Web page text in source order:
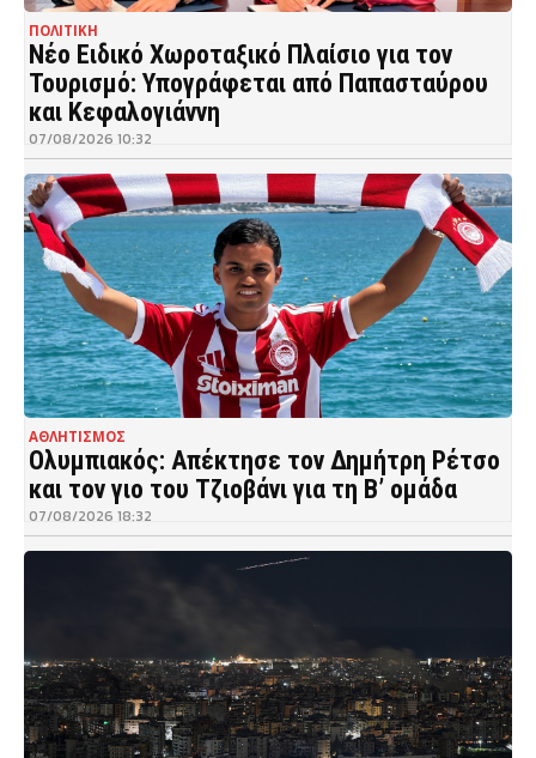
ΠΟΛΙΤΙΚΗ
Νέο Ειδικό Χωροταξικό Πλαίσιο για τον
Τουρισμό: Υπογράφεται από Παπασταύρου
και Κεφαλογιάννη
07/08/2026 10:32
ΑΘΛΗΤΙΣΜΟΣ
Ολυμπιακός: Απέκτησε τον Δημήτρη Ρέτσο
και τον γιο του Τζιοβάνι για τη Β’ ομάδα
07/08/2026 18:32